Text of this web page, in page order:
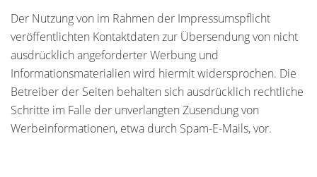
Der Nutzung von im Rahmen der Impressumspflicht
veröffentlichten Kontaktdaten zur Übersendung von nicht
ausdrücklich angeforderter Werbung und
Informationsmaterialien wird hiermit widersprochen. Die
Betreiber der Seiten behalten sich ausdrücklich rechtliche
Schritte im Falle der unverlangten Zusendung von
Werbeinformationen, etwa durch Spam-E-Mails, vor.